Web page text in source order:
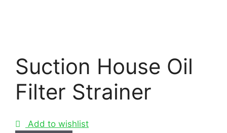
Suction House Oil
Filter Strainer
Add to wishlist